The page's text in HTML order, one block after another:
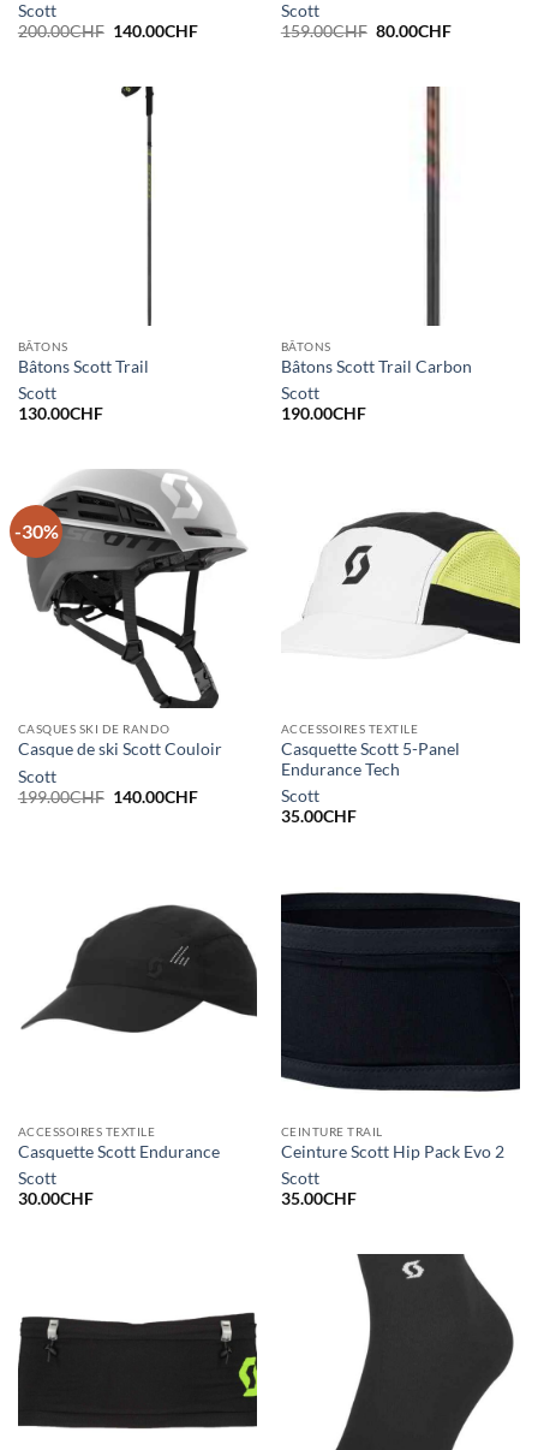
Scott
200.00CHF Le
200.00CHF.
140.00CHFLe
Scott
159.00CHF Le
159.00CHF.
80.00CHFLe
BÂTONS
Bâtons Scott Trail
Scott
130.00CHF
BÂTONS
Bâtons Scott Trail Carbon
Scott
190.00CHF
-30%
CASQUES SKI DE RANDO
Casque de ski Scott Couloir
Scott
199.00CHF Le
140.00CHFLe
ACCESSOIRES TEXTILE
Casquette Scott 5-Panel
Endurance Tech
Scott
35.00CHF
ACCESSOIRES TEXTILE
Casquette Scott Endurance
Scott
30.00CHF
CEINTURE TRAIL
Ceinture Scott Hip Pack Evo 2
Scott
35.00CHF